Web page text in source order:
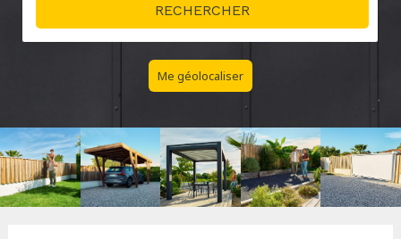
Me géolocaliser